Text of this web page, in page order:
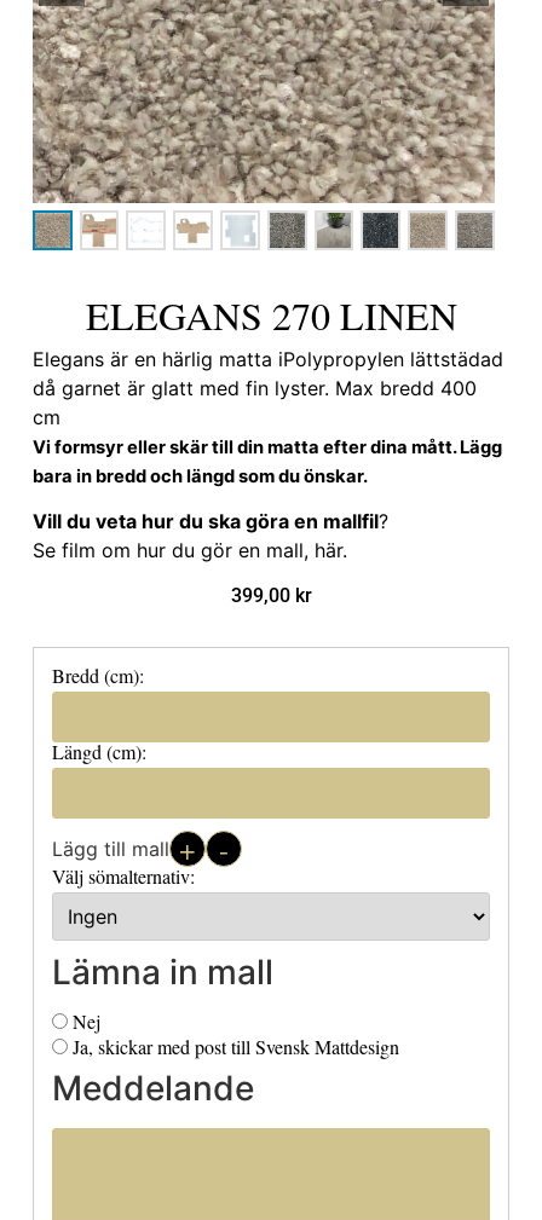
ELEGANS 270 LINEN
Elegans är en härlig matta iPolypropylen lättstädad
då garnet är glatt med fin lyster. Max bredd 400
cm
Vi formsyr eller skär till din matta efter dina mått. Lägg
bara in bredd och längd som du önskar.
Vill du veta hur du ska göra en mallfil?
Se film om hur du gör en mall, här.
399,00 kr
Bredd (cm):
Längd (cm):
Lägg till mall + -
Välj sömalternativ:
Lämna in mall
Nej
Ja, skickar med post till Svensk Mattdesign
Meddelande